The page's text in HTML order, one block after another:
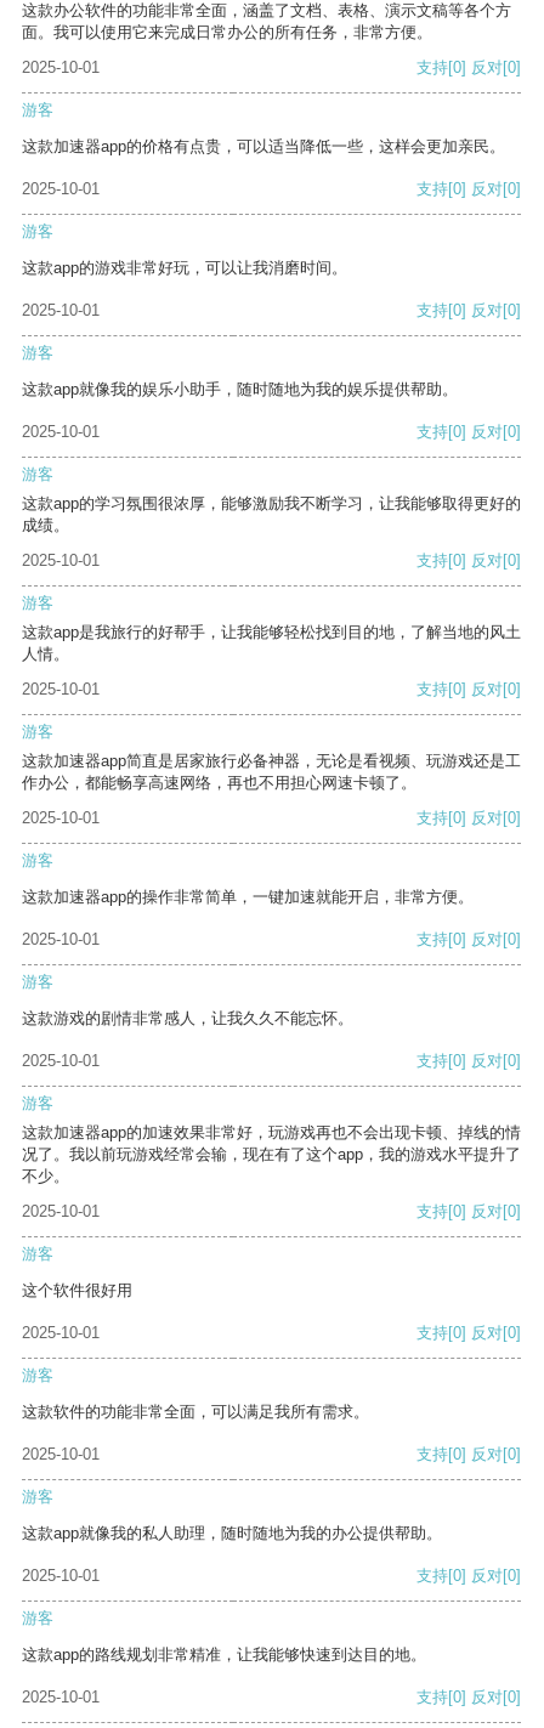
这款办公软件的功能非常全面，涵盖了文档、表格、演示文稿等各个方
面。我可以使用它来完成日常办公的所有任务，非常方便。
2025-10-01
支持[0] 反对[0]
游客
这款加速器app的价格有点贵，可以适当降低一些，这样会更加亲民。
2025-10-01 支持[0] 反对[0]
游客
这款app的游戏非常好玩，可以让我消磨时间。
2025-10-01 支持[0] 反对[0]
游客
这款app就像我的娱乐小助手，随时随地为我的娱乐提供帮助。
2025-10-01 支持[0] 反对[0]
游客
这款app的学习氛围很浓厚，能够激励我不断学习，让我能够取得更好的
成绩。
2025-10-01
支持[0] 反对[0]
游客
这款app是我旅行的好帮手，让我能够轻松找到目的地，了解当地的风土
人情。
2025-10-01
支持[0] 反对[0]
游客
这款加速器app简直是居家旅行必备神器，无论是看视频、玩游戏还是工
作办公，都能畅享高速网络，再也不用担心网速卡顿了。
2025-10-01
支持[0] 反对[0]
游客
这款加速器app的操作非常简单，一键加速就能开启，非常方便。
2025-10-01 支持[0] 反对[0]
游客
这款游戏的剧情非常感人，让我久久不能忘怀。
2025-10-01 支持[0] 反对[0]
游客
这款加速器app的加速效果非常好，玩游戏再也不会出现卡顿、掉线的情
况了。我以前玩游戏经常会输，现在有了这个app，我的游戏水平提升了
不少。
2025-10-01
支持[0] 反对[0]
游客
这个软件很好用
2025-10-01 支持[0] 反对[0]
游客
这款软件的功能非常全面，可以满足我所有需求。
2025-10-01 支持[0] 反对[0]
游客
这款app就像我的私人助理，随时随地为我的办公提供帮助。
2025-10-01 支持[0] 反对[0]
游客
这款app的路线规划非常精准，让我能够快速到达目的地。
2025-10-01 支持[0] 反对[0]